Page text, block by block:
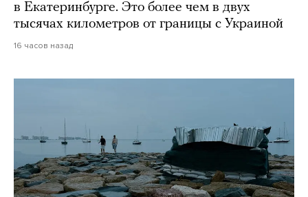
в Екатеринбурге. Это более чем в двух
тысячах километров от границы с Украиной
16 часов назад